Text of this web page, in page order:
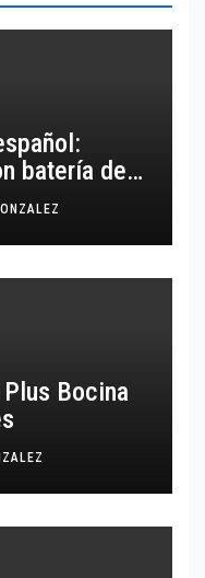
batería de
Bocina